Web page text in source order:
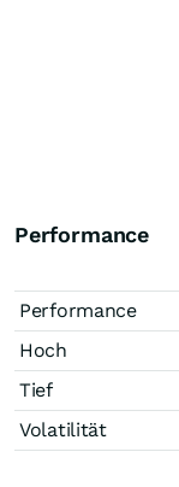
Performance
Performance
Hoch
Tief
Volatilität